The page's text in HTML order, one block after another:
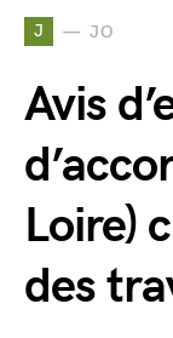
J JO
Avis
Loire)
des